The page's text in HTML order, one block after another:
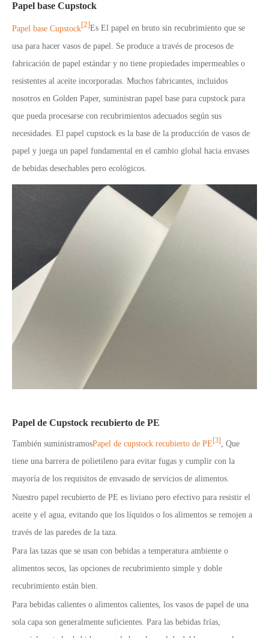
Papel base Cupstock
Papel base Cupstock[2]Es El papel en bruto sin recubrimiento que se
usa para hacer vasos de papel. Se produce a través de procesos de
fabricación de papel estándar y no tiene propiedades impermeables o
resistentes al aceite incorporadas. Muchos fabricantes, incluidos
nosotros en Golden Paper, suministran papel base para cupstock para
que pueda procesarse con recubrimientos adecuados según sus
necesidades. El papel cupstock es la base de la producción de vasos de
papel y juega un papel fundamental en el cambio global hacia envases
de bebidas desechables pero ecológicos.
Papel de Cupstock recubierto de PE
También suministramosPapel de cupstock recubierto de PE [3] , Que
tiene una barrera de polietileno para evitar fugas y cumplir con la
mayoría de los requisitos de envasado de servicios de alimentos.
Nuestro papel recubierto de PE es liviano pero efectivo para resistir el
aceite y el agua, evitando que los líquidos o los alimentos se remojen a
través de las paredes de la taza.
Para las tazas que se usan con bebidas a temperatura ambiente o
alimentos secos, las opciones de recubrimiento simple y doble
recubrimiento están bien.
Para bebidas calientes o alimentos calientes, los vasos de papel de una
sola capa son generalmente suficientes. Para las bebidas frías,